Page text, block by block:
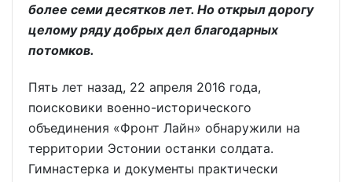
более семи десятков лет. Но открыл дорогу
целому ряду добрых дел благодарных
потомков.
Пять лет назад, 22 апреля 2016 года,
поисковики военно-исторического
объединения «Фронт Лайн» обнаружили на
территории Эстонии останки солдата.
Гимнастерка и документы практически